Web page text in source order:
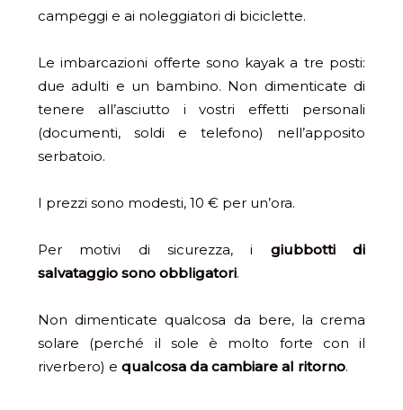
campeggi e ai noleggiatori di biciclette.
Le imbarcazioni offerte sono kayak a tre posti:
due adulti e un bambino. Non dimenticate di
tenere all’asciutto i vostri effetti personali
(documenti, soldi e telefono) nell’apposito
serbatoio.
I prezzi sono modesti, 10 € per un’ora.
Per motivi di sicurezza, i giubbotti di
salvataggio sono obbligatori.
Non dimenticate qualcosa da bere, la crema
solare (perché il sole è molto forte con il
riverbero) e qualcosa da cambiare al ritorno.